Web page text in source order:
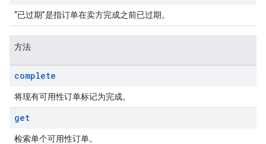
“已过期”是指订单在卖方完成之前已过期。
方法
complete
将现有可用性订单标记为完成。
get
检索单个可用性订单。